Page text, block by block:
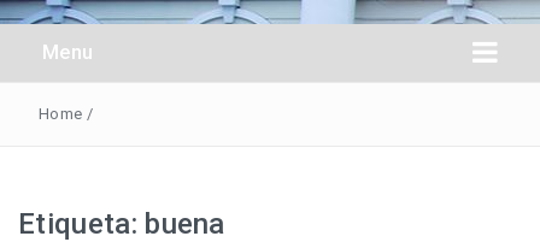
Obreros Universal
Menu
Home /
Etiqueta: buena